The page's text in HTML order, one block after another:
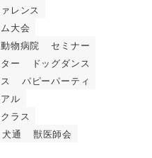
レンス
大会
物病院
セミナー
ー
ドッグダンス
パピーパーティ
ル
ラス
犬通 獣医師会